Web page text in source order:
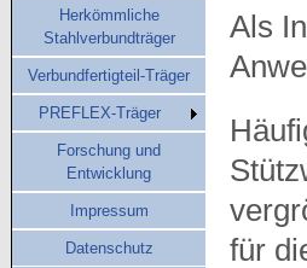
Herkömmliche
Stahlverbundträger
Verbundfertigteil-Träger
PREFLEX-Träger
Forschung und
Entwicklung
Impressum
Datenschutz
Als
für